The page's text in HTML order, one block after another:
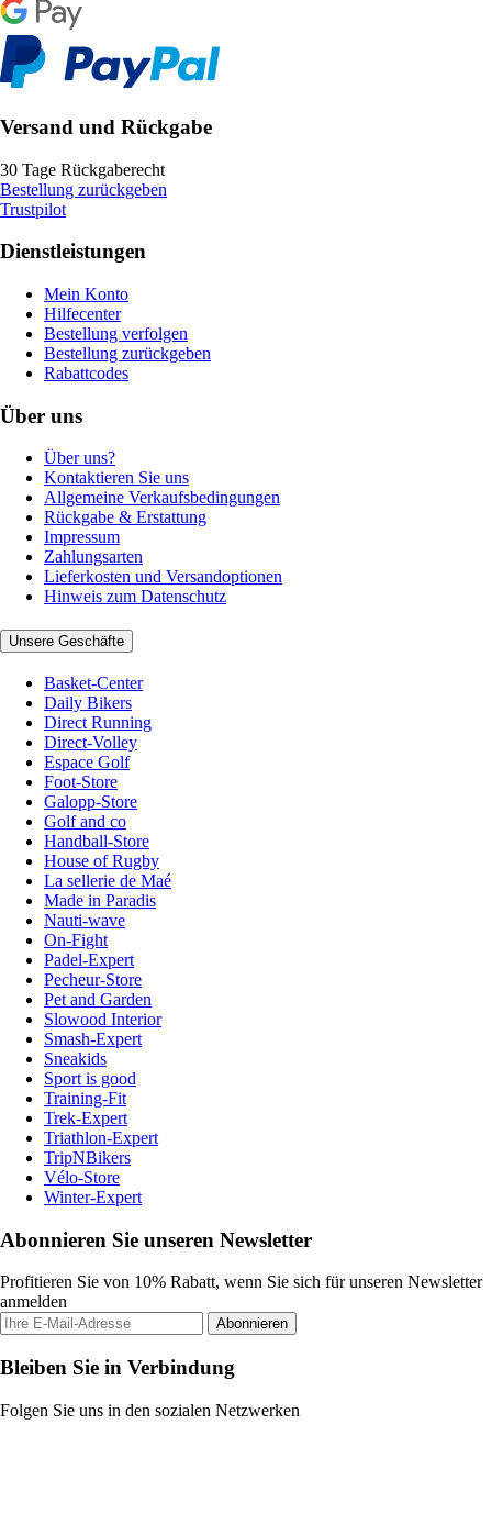
Versand und Rückgabe
30 Tage Rückgaberecht
Bestellung zurückgeben
Trustpilot
Dienstleistungen
Mein Konto
Hilfecenter
Bestellung verfolgen
Bestellung zurückgeben
Rabattcodes
Über uns
Über uns?
Kontaktieren Sie uns
Allgemeine Verkaufsbedingungen
Rückgabe & Erstattung
Impressum
Zahlungsarten
Lieferkosten und Versandoptionen
Hinweis zum Datenschutz
Unsere Geschäfte
Basket-Center
Daily Bikers
Direct Running
Direct-Volley
Espace Golf
Foot-Store
Galopp-Store
Golf and co
Handball-Store
House of Rugby
La sellerie de Maé
Made in Paradis
Nauti-wave
On-Fight
Padel-Expert
Pecheur-Store
Pet and Garden
Slowood Interior
Smash-Expert
Sneakids
Sport is good
Training-Fit
Trek-Expert
Triathlon-Expert
TripNBikers
Vélo-Store
Winter-Expert
Abonnieren Sie unseren Newsletter
Profitieren Sie von 10% Rabatt, wenn Sie sich für unseren Newsletter
anmelden
Abonnieren
Bleiben Sie in Verbindung
Folgen Sie uns in den sozialen Netzwerken